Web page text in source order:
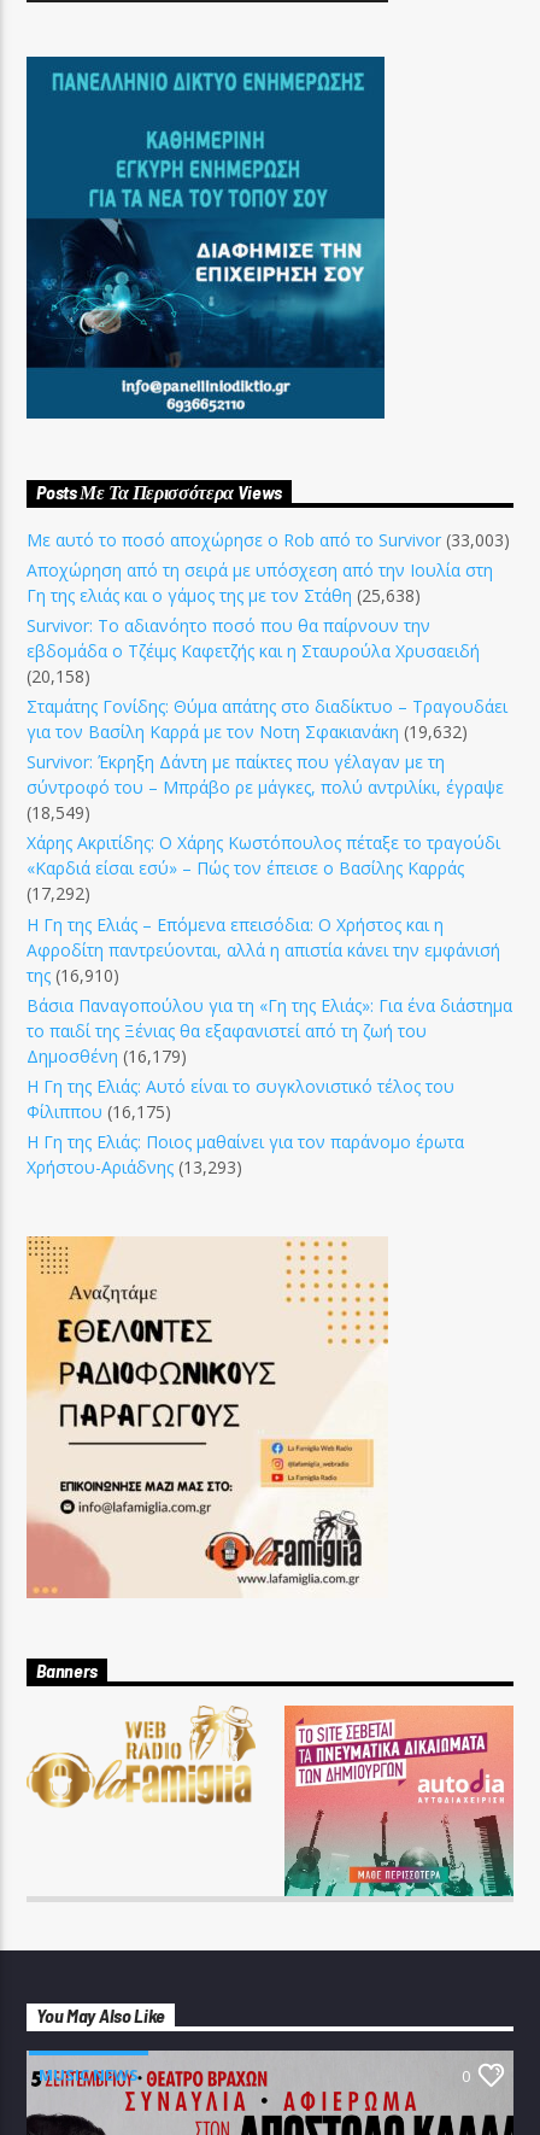
Posts Με Τα Περισσότερα Views
Με αυτό το ποσό αποχώρησε ο Rob από το Survivor (33,003)
Αποχώρηση από τη σειρά με υπόσχεση από την Ιουλία στη
Γη της ελιάς και ο γάμος της με τον Στάθη (25,638)
Survivor: Το αδιανόητο ποσό που θα παίρνουν την
εβδομάδα ο Τζέιμς Καφετζής και η Σταυρούλα Χρυσαειδή
(20,158)
Σταμάτης Γονίδης: Θύμα απάτης στο διαδίκτυο – Τραγουδάει
για τον Βασίλη Καρρά με τον Νοτη Σφακιανάκη (19,632)
Survivor: Έκρηξη Δάντη με παίκτες που γέλαγαν με τη
σύντροφό του – Μπράβο ρε μάγκες, πολύ αντριλίκι, έγραψε
(18,549)
Χάρης Ακριτίδης: Ο Χάρης Κωστόπουλος πέταξε το τραγούδι
«Καρδιά είσαι εσύ» – Πώς τον έπεισε ο Βασίλης Καρράς
(17,292)
Η Γη της Ελιάς – Επόμενα επεισόδια: Ο Χρήστος και η
Αφροδίτη παντρεύονται, αλλά η απιστία κάνει την εμφάνισή
της (16,910)
Βάσια Παναγοπούλου για τη «Γη της Ελιάς»: Για ένα διάστημα
το παιδί της Ξένιας θα εξαφανιστεί από τη ζωή του
Δημοσθένη (16,179)
Η Γη της Ελιάς: Αυτό είναι το συγκλονιστικό τέλος του
Φίλιππου (16,175)
Η Γη της Ελιάς: Ποιος μαθαίνει για τον παράνομο έρωτα
Χρήστου-Αριάδνης (13,293)
Banners
You May Also Like
MUSIC NEWS 0